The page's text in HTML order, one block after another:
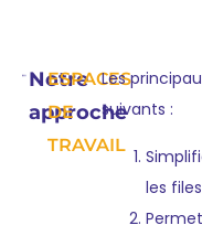
Notre
approche
ESPACES
DE
TRAVAIL
Les
suivants :
les